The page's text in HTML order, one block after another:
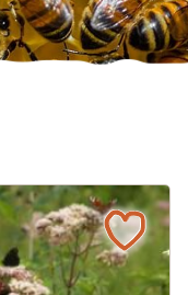
für Groß und Klein